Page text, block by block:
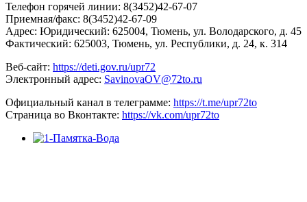
Телефон горячей линии: 8(3452)42-67-07
Приемная/факс: 8(3452)42-67-09
Адрес: Юридический: 625004, Тюмень, ул. Володарского, д. 45
Фактический: 625003, Тюмень, ул. Республики, д. 24, к. 314
Веб-сайт: https://deti.gov.ru/upr72
Электронный адрес: SavinovaOV@72to.ru
Официальный канал в телеграмме: https://t.me/upr72to
Страница во Вконтакте: https://vk.com/upr72to